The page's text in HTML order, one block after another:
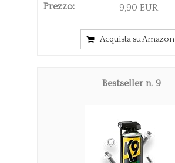
9,90 EUR
Acquista su Amazon
9